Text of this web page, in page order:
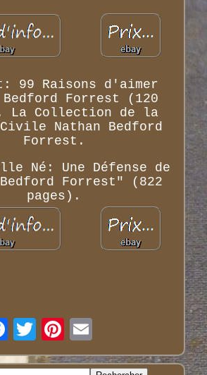
99 Raisons d'aimer
Bedford Forrest (120
La Collection de la
Nathan Bedford
Forrest.
Né: Une Défense de
Bedford Forrest" (822
pages).